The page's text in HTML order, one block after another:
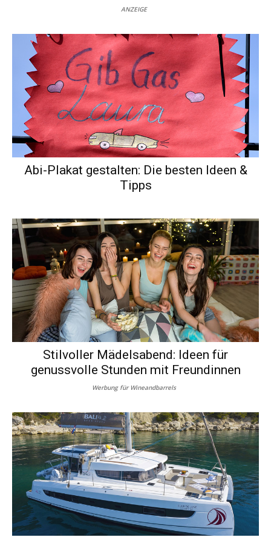
ANZEIGE
Abi-Plakat gestalten: Die besten Ideen &
Tipps
Stilvoller Mädelsabend: Ideen für
genussvolle Stunden mit Freundinnen
Werbung für Wineandbarrels